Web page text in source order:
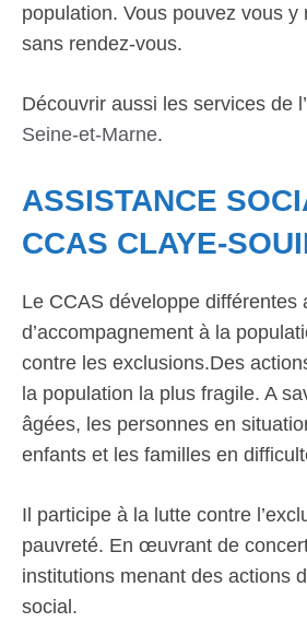
population. Vous pouvez vous y
sans rendez-vous.
Découvrir aussi les services de l’
Seine-et-Marne.
ASSISTANCE
CCAS CLAYE-
Le CCAS développe différentes
d’accompagnement à la
contre les exclusions.Des
la population la plus fragile. A
âgées, les personnes en
enfants et les familles en
Il participe à la lutte contre
pauvreté. En œuvrant de
institutions menant des actions
social.